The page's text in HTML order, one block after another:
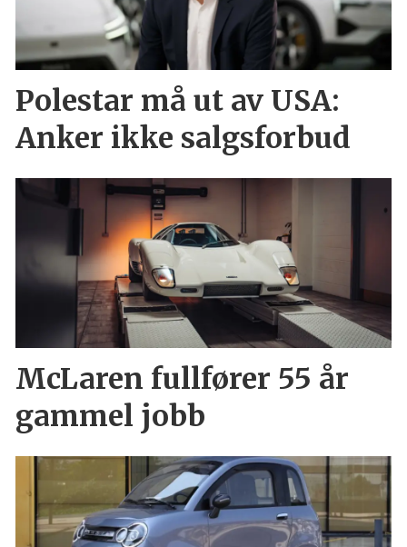
Polestar må ut av USA:
Anker ikke salgsforbud
McLaren fullfører 55 år
gammel jobb